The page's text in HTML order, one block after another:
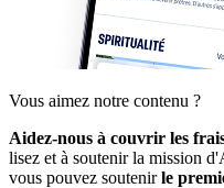
Vous aimez notre contenu ?
Aidez-nous à couvrir les
lisez et à soutenir la mission
vous pouvez soutenirle